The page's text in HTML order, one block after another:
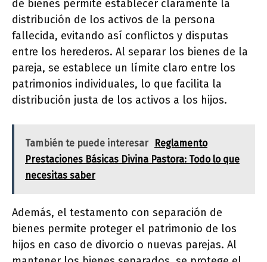
de bienes permite establecer claramente la
distribución de los activos de la persona
fallecida, evitando así conflictos y disputas
entre los herederos. Al separar los bienes de la
pareja, se establece un límite claro entre los
patrimonios individuales, lo que facilita la
distribución justa de los activos a los hijos.
También te puede interesar
Reglamento
Prestaciones Básicas Divina Pastora: Todo lo que
necesitas saber
Además, el testamento con separación de
bienes permite proteger el patrimonio de los
hijos en caso de divorcio o nuevas parejas. Al